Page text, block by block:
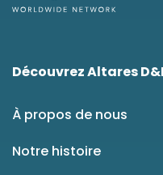
Découvrez Altares
À propos de nous
Notre histoire